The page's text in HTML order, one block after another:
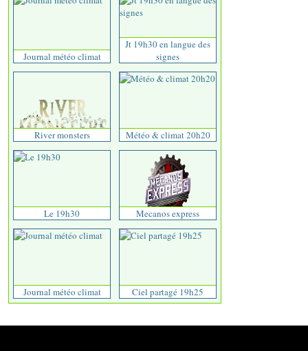
Journal météo climat
Jt 19h30 en langue des
signes
River monsters Météo & climat 20h20
Le 19h30 Mecanos express
Journal météo climat Ciel partagé 19h25